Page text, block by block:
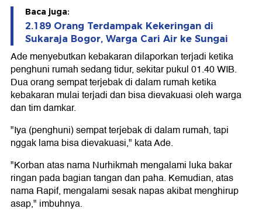
Baca juga:
2.189 Orang Terdampak Kekeringan di
Sukaraja Bogor, Warga Cari Air ke Sungai
Ade menyebutkan kebakaran dilaporkan terjadi ketika
penghuni rumah sedang tidur, sekitar pukul 01.40 WIB.
Dua orang sempat terjebak di dalam rumah ketika
kebakaran mulai terjadi dan bisa dievakuasi oleh warga
dan tim damkar.
"Iya (penghuni) sempat terjebak di dalam rumah, tapi
nggak lama bisa dievakuasi," kata Ade.
"Korban atas nama Nurhikmah mengalami luka bakar
ringan pada bagian tangan dan paha. Kemudian, atas
nama Rapif, mengalami sesak napas akibat menghirup
asap," imbuhnya.